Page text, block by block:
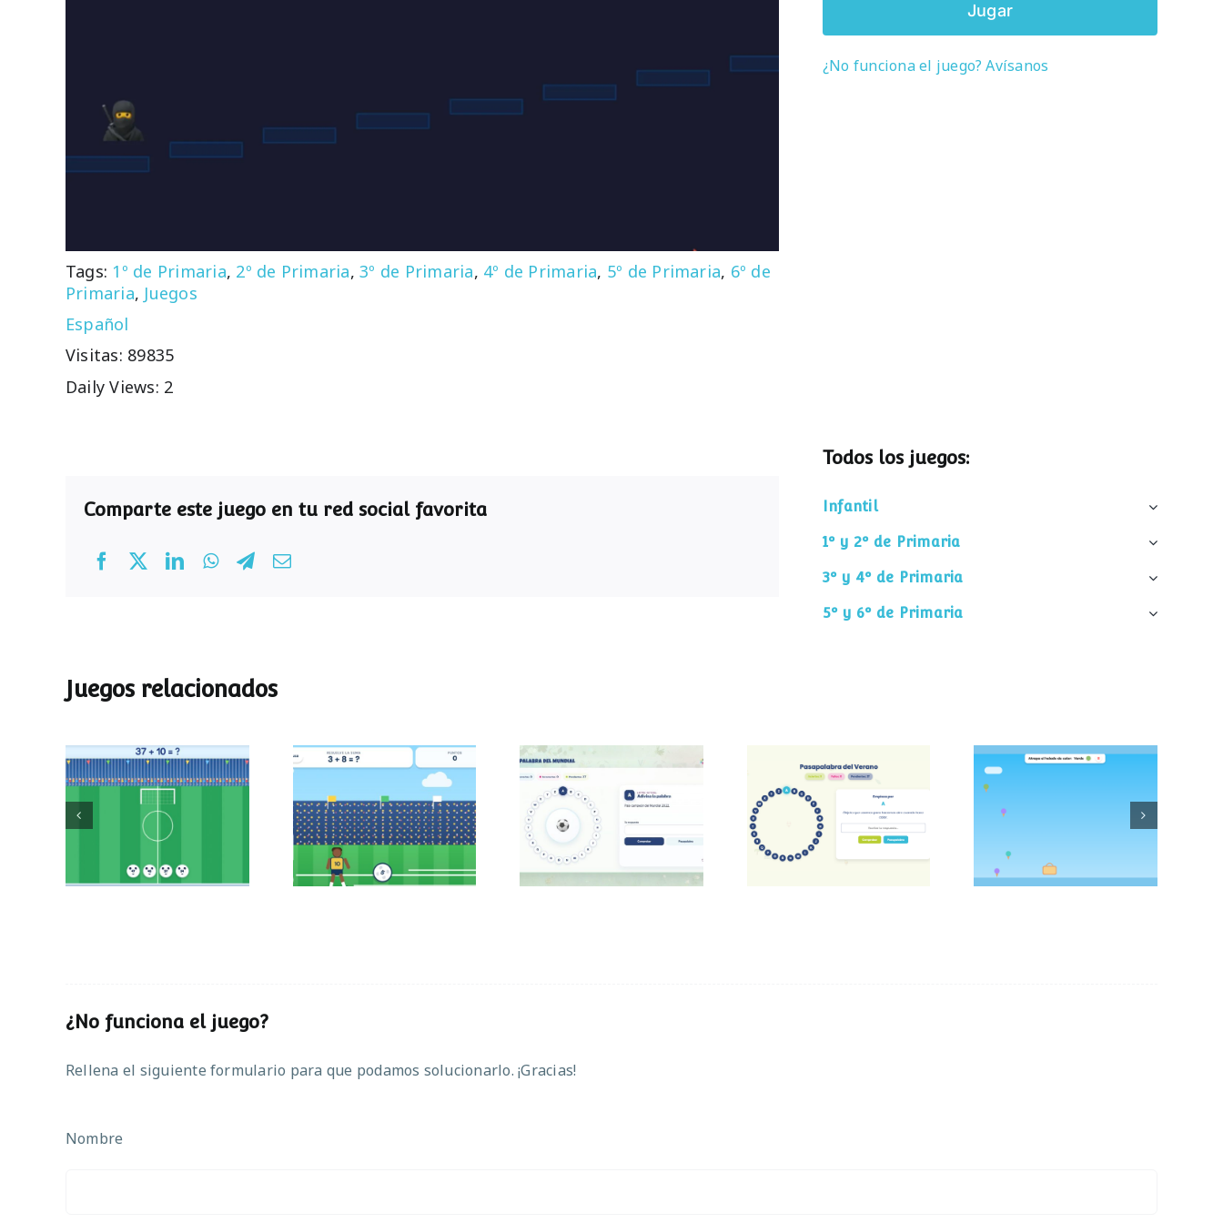
Tags: 1º de Primaria, 2º de Primaria,3º de Primaria, 4º de Primaria, 5º de Primaria, 6º de
Primaria, Juegos
Español
Visitas: 89835
Daily Views: 2
Jugar
¿No funciona el juego? Avísanos
Comparte este juego en tu red social favorita
Todos los juegos:
Infantil
1º y 2º de Primaria
3º y 4º de Primaria
5º y 6º de Primaria
Juegos relacionados
Mundial de
operaciones
Partido de sumas
Pasapalabra del
Mundial
Pasapalabra del
verano
Atrapa el helado
¿No funciona el juego?
Rellena el siguiente formulario para que podamos solucionarlo. ¡Gracias!
Nombre